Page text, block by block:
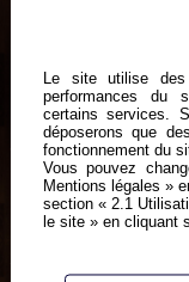
Tomate,
champignons,
bacon,
Le site utilise
performances du
certains services.
déposerons que
fonctionnement du
Vous pouvez
Mentions légales »
section « 2.1
le site » en cliquant